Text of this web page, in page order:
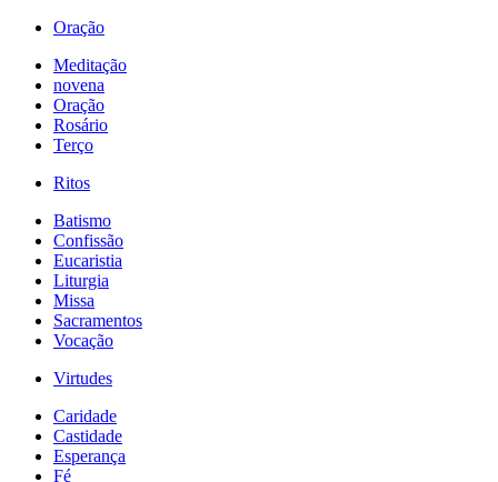
Oração
Meditação
novena
Oração
Rosário
Terço
Ritos
Batismo
Confissão
Eucaristia
Liturgia
Missa
Sacramentos
Vocação
Virtudes
Caridade
Castidade
Esperança
Fé